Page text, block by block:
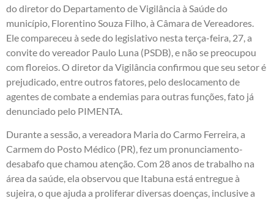
do diretor do Departamento de Vigilância à Saúde do
município, Florentino Souza Filho, à Câmara de Vereadores.
Ele compareceu à sede do legislativo nesta terça-feira, 27, a
convite do vereador Paulo Luna (PSDB), e não se preocupou
com floreios. O diretor da Vigilância confirmou que seu setor é
prejudicado, entre outros fatores, pelo deslocamento de
agentes de combate a endemias para outras funções, fato já
denunciado pelo PIMENTA.
Durante a sessão, a vereadora Maria do Carmo Ferreira, a
Carmem do Posto Médico (PR), fez um pronunciamento-
desabafo que chamou atenção. Com 28 anos de trabalho na
área da saúde, ela observou que Itabuna está entregue à
sujeira, o que ajuda a proliferar diversas doenças, inclusive a